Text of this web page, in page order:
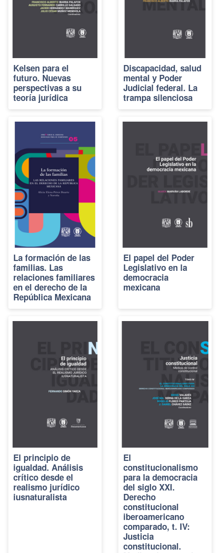
Kelsen para el
futuro. Nuevas
perspectivas a su
teoría jurídica
Discapacidad, salud
mental y Poder
Judicial federal. La
trampa silenciosa
La formación de las
familias. Las
relaciones familiares
en el derecho de la
República Mexicana
El papel del Poder
Legislativo en la
democracia
mexicana
El principio de
igualdad. Análisis
crítico desde el
realismo jurídico
iusnaturalista
El
constitucionalismo
para la democracia
del siglo XXI.
Derecho
constitucional
iberoamericano
comparado, t. IV:
Justicia
constitucional.